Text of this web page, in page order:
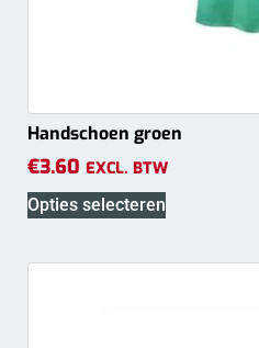
Handschoen groen
€3.60 EXCL. BTW
Opties selecteren